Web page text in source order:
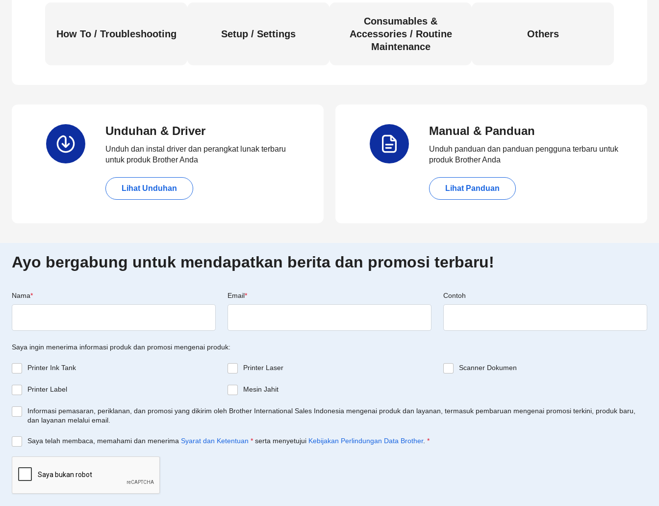
How To / Troubleshooting Setup / Settings
Consumables &
Accessories / Routine
Maintenance
Others
Unduhan & Driver
Unduh dan instal driver dan perangkat lunak terbaru
untuk produk Brother Anda
Lihat Unduhan
Manual & Panduan
Unduh panduan dan panduan pengguna terbaru untuk
produk Brother Anda
Lihat Panduan
Ayo bergabung untuk mendapatkan berita dan promosi terbaru!
Nama* Email* Contoh
Saya ingin menerima informasi produk dan promosi mengenai produk:
Printer Ink Tank Printer Laser Scanner Dokumen
Printer Label Mesin Jahit
Informasi pemasaran, periklanan, dan promosi yang dikirim oleh Brother International Sales Indonesia mengenai produk dan layanan, termasuk pembaruan mengenai promosi terkini, produk baru,
dan layanan melalui email.
Saya telah membaca, memahami dan menerima Syarat dan Ketentuan * serta menyetujui Kebijakan Perlindungan Data Brother. *